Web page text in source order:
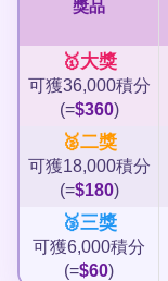
獎品
🥇大獎
可獲36,000積分
(=$360)
🥈二獎
可獲18,000積分
(=$180)
🥉三獎
可獲6,000積分
(=$60)